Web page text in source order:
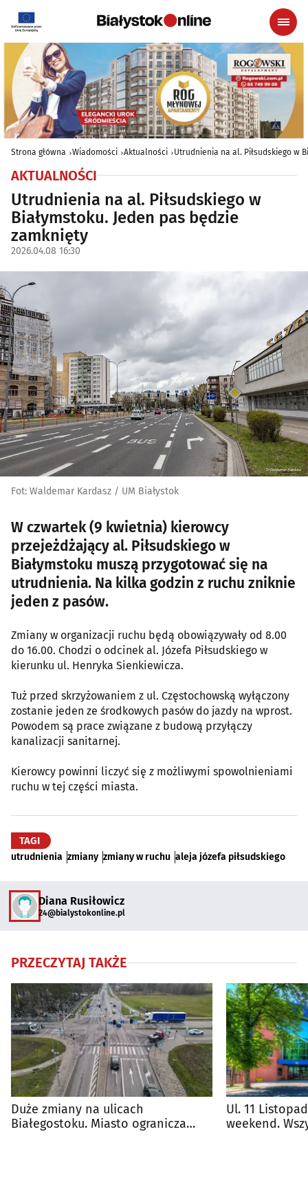
Strona główna Wiadomości Aktualności Utrudnienia na al. Piłsudskiego w
AKTUALNOŚCI
Utrudnienia na al. Piłsudskiego w
Białymstoku. Jeden pas będzie
zamknięty
2026.04.08 16:30
Fot: Waldemar Kardasz / UM Białystok
W czwartek (9 kwietnia) kierowcy
przejeżdżający al. Piłsudskiego w
Białymstoku muszą przygotować się na
utrudnienia. Na kilka godzin z ruchu zniknie
jeden z pasów.
Zmiany w organizacji ruchu będą obowiązywały od 8.00
do 16.00. Chodzi o odcinek al. Józefa Piłsudskiego w
kierunku ul. Henryka Sienkiewicza.
Tuż przed skrzyżowaniem z ul. Częstochowską wyłączony
zostanie jeden ze środkowych pasów do jazdy na wprost.
Powodem są prace związane z budową przyłączy
kanalizacji sanitarnej.
Kierowcy powinni liczyć się z możliwymi spowolnieniami
ruchu w tej części miasta.
TAGI
utrudnienia zmiany zmiany w ruchu aleja józefa piłsudskiego
Diana Rusiłowicz
24@bialystokonline.pl
PRZECZYTAJ TAKŻE
Duże zmiany na ulicach
Białegostoku. Miasto ogranicza
Ul. 11
weekend.